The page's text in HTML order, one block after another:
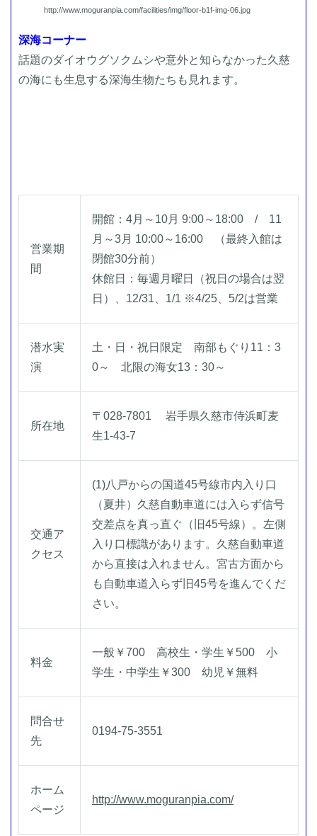
http://www.moguranpia.com/facilities/img/floor-b1f-img-06.jpg
深海コーナー
話題のダイオウグソクムシや意外と知らなかった久慈
の海にも生息する深海生物たちも見れます。
営業期
間
開館：4月～10月 9:00～18:00 / 11
月～3月 10:00～16:00 （最終入館は
閉館30分前）
休館日：毎週月曜日（祝日の場合は翌
日）、12/31、1/1 ※4/25、5/2は営業
潜水実
演
土・日・祝日限定 南部もぐり11：3
0～ 北限の海女13：30～
所在地
〒028-7801 岩手県久慈市侍浜町麦
生1-43-7
交通ア
クセス
(1)八戸からの国道45号線市内入り口
（夏井）久慈自動車道には入らず信号
交差点を真っ直ぐ（旧45号線）。左側
入り口標識があります。久慈自動車道
から直接は入れません。宮古方面から
も自動車道入らず旧45号を進んでくだ
さい。
料金
一般￥700 高校生・学生￥500 小
学生・中学生￥300 幼児￥無料
問合せ
先
0194-75-3551
ホーム
ページ
http://www.moguranpia.com/